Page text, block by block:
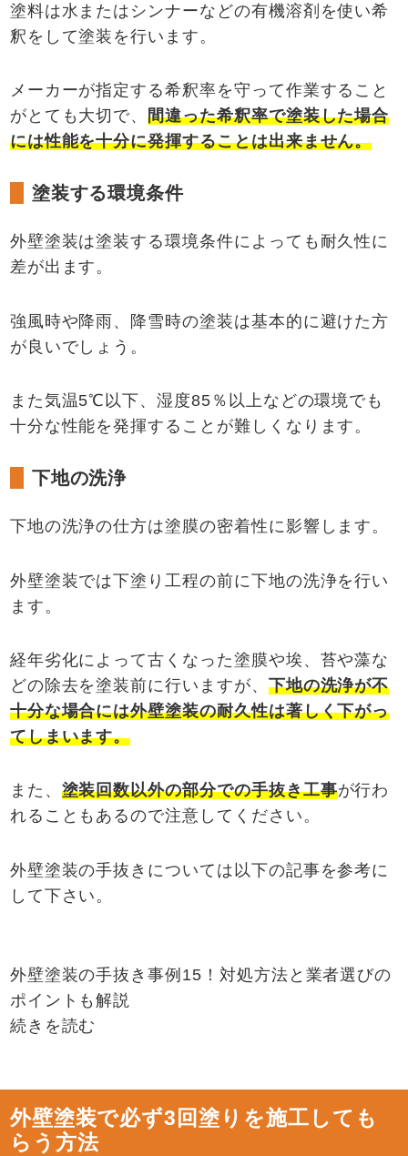
塗料は水またはシンナーなどの有機溶剤を使い希
釈をして塗装を行います。
メーカーが指定する希釈率を守って作業すること
がとても大切で、間違った希釈率で塗装した場合
には性能を十分に発揮することは出来ません。
塗装する環境条件
外壁塗装は塗装する環境条件によっても耐久性に
差が出ます。
強風時や降雨、降雪時の塗装は基本的に避けた方
が良いでしょう。
また気温5℃以下、湿度85％以上などの環境でも
十分な性能を発揮することが難しくなります。
下地の洗浄
下地の洗浄の仕方は塗膜の密着性に影響します。
外壁塗装では下塗り工程の前に下地の洗浄を行い
ます。
経年劣化によって古くなった塗膜や埃、苔や藻な
どの除去を塗装前に行いますが、 下地の洗浄が不
十分な場合には外壁塗装の耐久性は著しく下がっ
てしまいます。
また、 塗装回数以外の部分での手抜き工事が行わ
れることもあるので注意してください。
外壁塗装の手抜きについては以下の記事を参考に
して下さい。
外壁塗装の手抜き事例15！対処方法と業者選びの
ポイントも解説
続きを読む
外壁塗装で必ず3回塗りを施工しても
らう方法